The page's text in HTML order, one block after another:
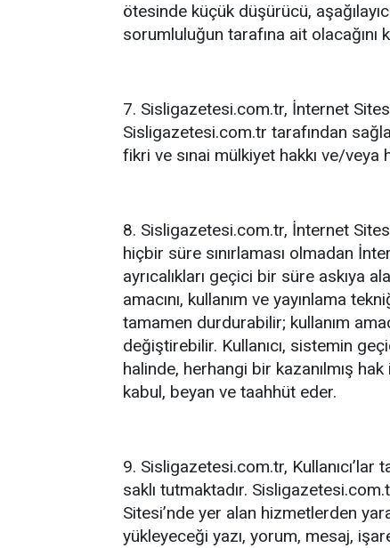
ötesinde küçük düşürücü,
sorumluluğun tarafına ait olacağını
7. Sisligazetesi.com.tr, İnternet
Sisligazetesi.com.tr tarafından
fikri ve sınai mülkiyet hakkı ve/
8. Sisligazetesi.com.tr, İnternet
hiçbir süre sınırlaması olmadan
ayrıcalıkları geçici bir süre askıya
amacını, kullanım ve yayınlama
tamamen durdurabilir; kullanım
değiştirebilir. Kullanıcı, sistemin
halinde, herhangi bir kazanılmış
kabul, beyan ve taahhüt eder.
9. Sisligazetesi.com.tr,
saklı tutmaktadır.
Sitesi’nde yer alan hizmetlerden
yükleyeceği yazı, yorum, mesaj,